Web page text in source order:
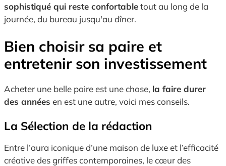
sophistiqué qui reste confortabletout au long de la
journée, du bureau jusqu'au dîner.
Bien choisir sa paire et
entretenir son investissement
Acheter une belle paire est une chose, la faire durer
des années en est une autre, voici mes conseils.
La Sélection de la rédaction
Entre l’aura iconique d’une maison de luxe et l’efficacité
créative des griffes contemporaines, le cœur des